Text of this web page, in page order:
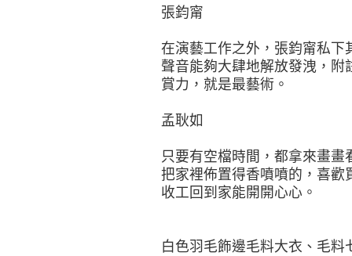
張鈞甯
在演藝工作之外，張鈞甯私下
聲音能夠大肆地解放發洩，
賞力，就是最藝術。
孟耿如
只要有空檔時間，都拿來畫
把家裡佈置得香噴噴的，喜歡
收工回到家能開開心心。
白色羽毛飾邊毛料大衣、毛